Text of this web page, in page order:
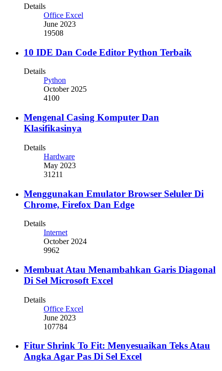
Details
Office Excel
June 2023
19508
10 IDE Dan Code Editor Python Terbaik
Details
Python
October 2025
4100
Mengenal Casing Komputer Dan
Klasifikasinya
Details
Hardware
May 2023
31211
Menggunakan Emulator Browser Seluler Di
Chrome, Firefox Dan Edge
Details
Internet
October 2024
9962
Membuat Atau Menambahkan Garis Diagonal
Di Sel Microsoft Excel
Details
Office Excel
June 2023
107784
Fitur Shrink To Fit: Menyesuaikan Teks Atau
Angka Agar Pas Di Sel Excel